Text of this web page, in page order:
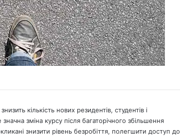
кількість нових резидентів, студентів і
зміна курсу після багаторічного збільшення
знизити рівень безробіття, полегшити доступ до